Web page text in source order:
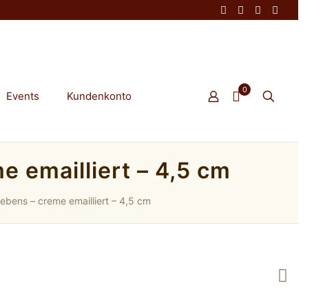
Events Kundenkonto 0
emailliert – 4,5 cm
– creme emailliert – 4,5 cm